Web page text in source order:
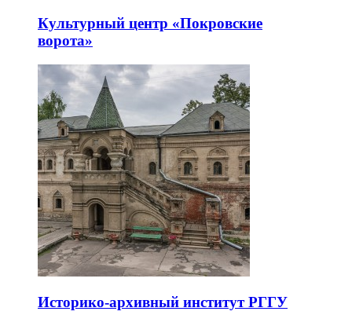
Культурный центр «Покровские
ворота»
Историко-архивный институт РГГУ